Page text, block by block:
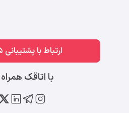
ارتباط با پشتیبانی 02128111045
با اتاقک